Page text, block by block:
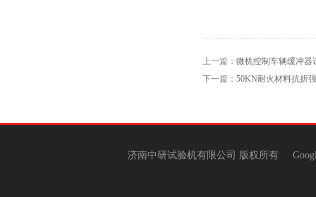
上一篇： 微机控制车辆缓冲器
下一篇： 50KN耐火材料抗折
济南中研试验机有限公司 版权所有